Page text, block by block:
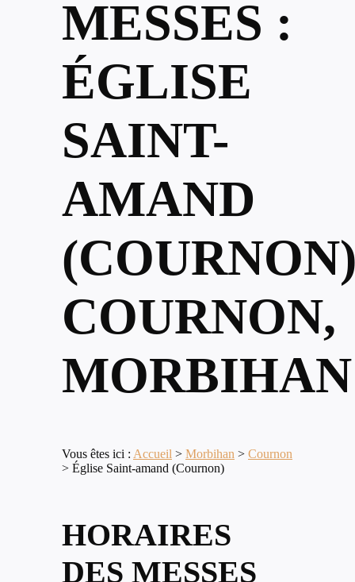
MESSES :
ÉGLISE
SAINT-
AMAND
COURNON,
MORBIHAN
Vous êtes ici : Accueil > Morbihan > Cournon
> Église Saint-amand (Cournon)
HORAIRES
DES MESSES